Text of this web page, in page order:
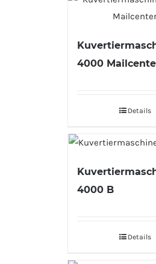
4000
Details
4000 B
Details